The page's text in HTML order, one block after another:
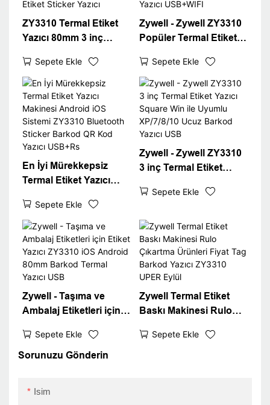
ZY3310 Termal Etiket
Yazıcı 80mm 3 inç
USB USB Port WiFi
Inter Paketleme Etiket
Sticker Yazıcı
Sepete Ekle
Zywell - Zywell ZY3310
Popüler Termal Etiket
Pos 80mm 3 "Termal
Etiket Yazıcı USB+WIFI
Sepete Ekle
En İyi Mürekkepsiz
Termal Etiket Yazıcı
Sistemi ZY3310
Bluetooth Sticker
Barkod QR Kod Yazıcı
USB+Rs
Sepete Ekle
Zywell - Zywell ZY3310
3 inç Termal Etiket
Uyumlu XP/7/8/10 Ucuz
Sepete Ekle
Zywell - Taşıma ve
Ambalaj Etiketleri için
iOS Android 80mm
Barkod Termal Yazıcı
Sepete Ekle
Zywell Termal Etiket
Baskı Makinesi Rulo
Tag Barkod Yazıcı
Sepete Ekle
Sorunuzu Gönderin
Isim